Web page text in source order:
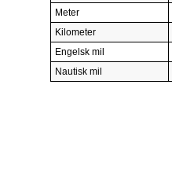
Meter
Kilometer
Engelsk mil
Nautisk mil